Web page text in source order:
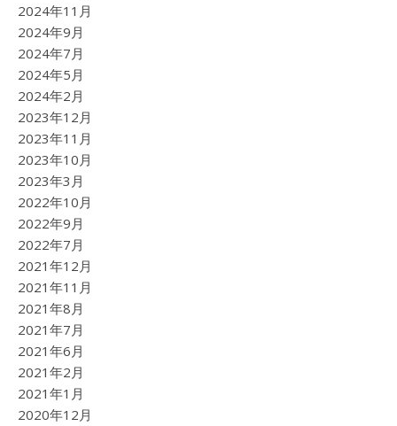
2024年11月
2024年9月
2024年7月
2024年5月
2024年2月
2023年12月
2023年11月
2023年10月
2023年3月
2022年10月
2022年9月
2022年7月
2021年12月
2021年11月
2021年8月
2021年7月
2021年6月
2021年2月
2021年1月
2020年12月